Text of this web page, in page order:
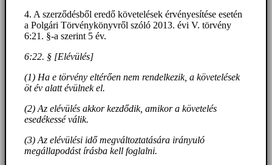
4. A szerződésből eredő követelések érvényesítése esetén
a Polgári Törvénykönyvről szóló 2013. évi V. törvény
6:21. §-a szerint 5 év.
6:22. § [Elévülés]
(1) Ha e törvény eltérően nem rendelkezik, a követelések
öt év alatt évülnek el.
(2) Az elévülés akkor kezdődik, amikor a követelés
esedékessé válik.
(3) Az elévülési idő megváltoztatására irányuló
megállapodást írásba kell foglalni.